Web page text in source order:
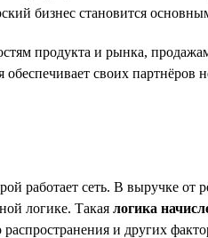
бизнес становится
продукта и рынка,
своих
сеть. В выручке от
логике. Такая логика
и других